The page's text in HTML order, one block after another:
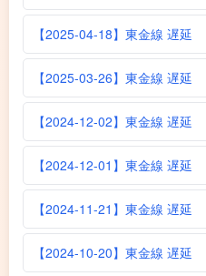
【2025-04-18】東金線 遅延
【2025-03-26】東金線 遅延
【2024-12-02】東金線 遅延
【2024-12-01】東金線 遅延
【2024-11-21】東金線 遅延
【2024-10-20】東金線 遅延